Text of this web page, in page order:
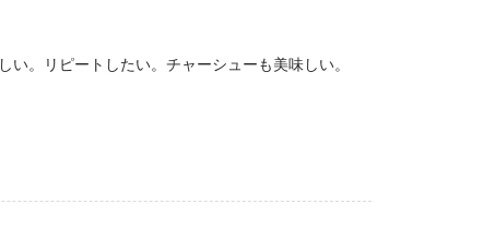
。リピートしたい。チャーシューも美味しい。